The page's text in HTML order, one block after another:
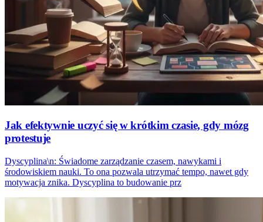
Jak efektywnie uczyć się w krótkim czasie, gdy mózg
protestuje
Dyscyplina\n: Świadome zarządzanie czasem, nawykami i
środowiskiem nauki. To ona pozwala utrzymać tempo, nawet gdy
motywacja znika. Dyscyplina to budowanie prz